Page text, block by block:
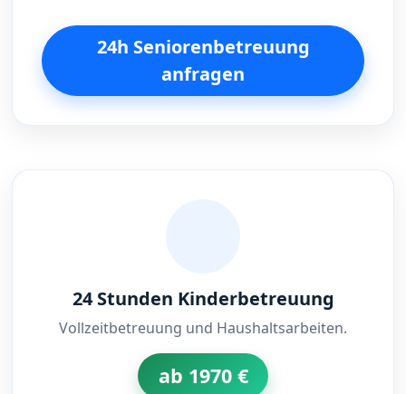
24h Seniorenbetreuung
anfragen
24 Stunden Kinderbetreuung
Vollzeitbetreuung und Haushaltsarbeiten.
ab 1970 €